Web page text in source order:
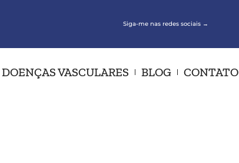
Siga-me nas redes sociais →
DOENÇAS VASCULARES BLOG CONTATO